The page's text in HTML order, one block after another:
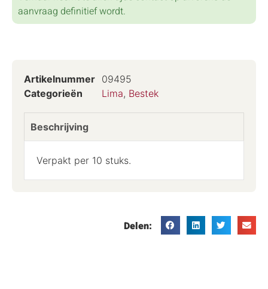
aanvraag definitief wordt.
Artikelnummer 09495
Categorieën
Lima, Bestek
Beschrijving
Verpakt per 10 stuks.
Delen: